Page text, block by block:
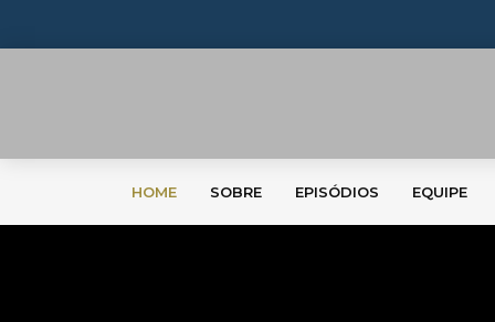
HOME SOBRE EPISÓDIOS EQUIPE